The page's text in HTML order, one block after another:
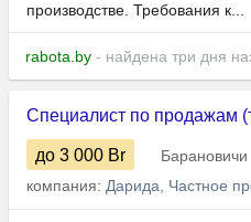
производстве. Требования к...
rabota.by - найдена три дня
Специалист по продажам
до 3 000 Br
Барановичи
компания: Дарида, Частное